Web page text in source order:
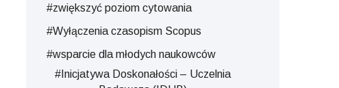
#zwiększyć poziom cytowania
#Wyłączenia czasopism Scopus
#wsparcie dla młodych naukowców
#Inicjatywa Doskonałości – Uczelnia